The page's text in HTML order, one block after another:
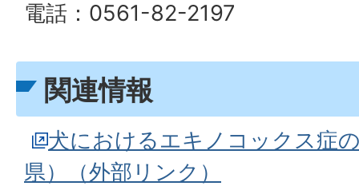
電話：0561-82-2197
関連情報
犬におけるエキノコックス症
県）（外部リンク）